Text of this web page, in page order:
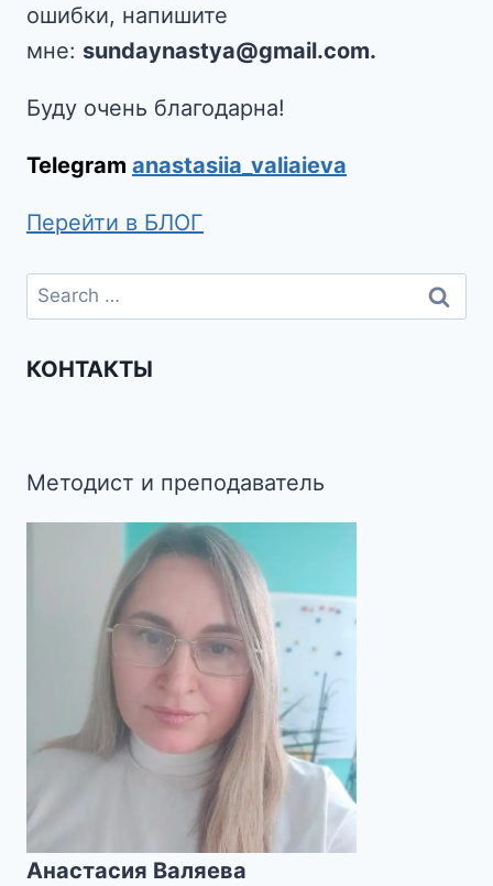
ошибки, напишите
мне: sundaynastya@gmail.com.
Буду очень благодарна!
Telegram anastasiia_valiaieva
Перейти в БЛОГ
КОНТАКТЫ
Методист и преподаватель
Анастасия Валяева